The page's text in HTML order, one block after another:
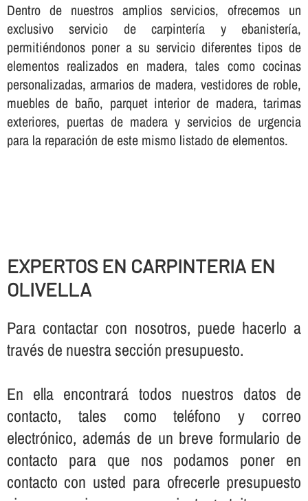
Dentro de nuestros amplios servicios, ofrecemos un
exclusivo servicio de carpinterí­a y ebanisterí­a,
permitiéndonos poner a su servicio diferentes tipos de
elementos realizados en madera, tales como cocinas
personalizadas, armarios de madera, vestidores de roble,
muebles de baño, parquet interior de madera, tarimas
exteriores, puertas de madera y servicios de urgencia
para la reparación de este mismo listado de elementos.
EXPERTOS EN CARPINTERIA EN
OLIVELLA
Para contactar con nosotros, puede hacerlo a
través de nuestra sección presupuesto.
En ella encontrará todos nuestros datos de
contacto, tales como teléfono y correo
electrónico, además de un breve formulario de
contacto para que nos podamos poner en
contacto con usted para ofrecerle presupuesto